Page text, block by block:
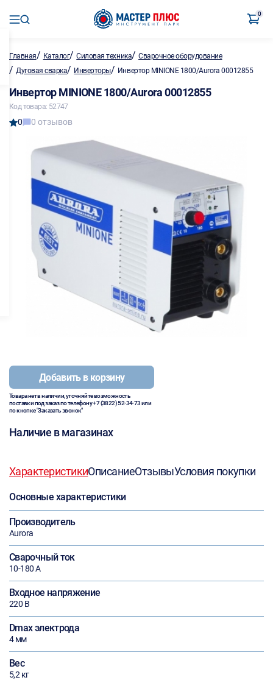
0
Главная/ Каталог/Силовая техника/Сварочное оборудование
/ Дуговая сварка/ Инверторы/ Инвертор MINIONE 1800/Aurora 00012855
Инвертор MINIONE 1800/Aurora 00012855
Код товара: 52747
0 0 отзывов
Добавить в корзину
Товара нет в наличии, уточняйте возможность
поставки под заказ по телефону+7 (3822) 52-34-73или
по кнопке "Заказать звонок"
Наличие в магазинах
ХарактеристикиОписаниеОтзывыУсловия покупки
Основные характеристики
Производитель
Aurora
Сварочный ток
10-180 А
Входное напряжение
220 В
Dmax электрода
4 мм
Вес
5,2 кг